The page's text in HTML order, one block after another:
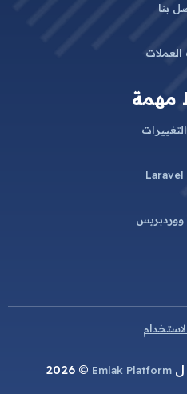
بنا
مهمة
ووردبريس
ل Emlak Platform
© 2026